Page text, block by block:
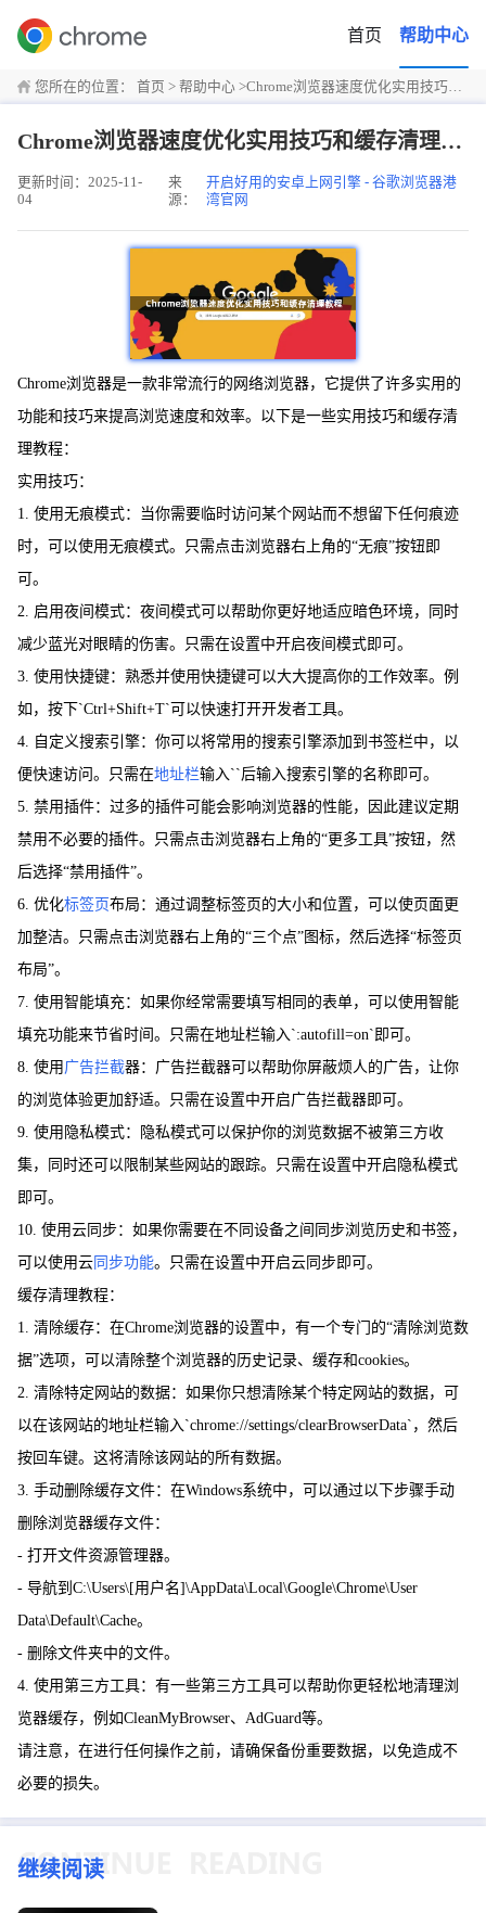
首页 帮助中心
您所在的位置： 首页 > 帮助中心 >Chrome浏览器速度优化实用技巧和缓存清理教程
Chrome浏览器速度优化实用技巧和缓存清理教程
更新时间：2025-11-
04
来
源：
开启好用的安卓上网引擎 - 谷歌浏览器港
湾官网
Chrome浏览器是一款非常流行的网络浏览器，它提供了许多实用的
功能和技巧来提高浏览速度和效率。以下是一些实用技巧和缓存清
理教程：
实用技巧：
1. 使用无痕模式：当你需要临时访问某个网站而不想留下任何痕迹
时，可以使用无痕模式。只需点击浏览器右上角的“无痕”按钮即
可。
2. 启用夜间模式：夜间模式可以帮助你更好地适应暗色环境，同时
减少蓝光对眼睛的伤害。只需在设置中开启夜间模式即可。
3. 使用快捷键：熟悉并使用快捷键可以大大提高你的工作效率。例
如，按下`Ctrl+Shift+T`可以快速打开开发者工具。
4. 自定义搜索引擎：你可以将常用的搜索引擎添加到书签栏中，以
便快速访问。只需在地址栏输入``后输入搜索引擎的名称即可。
5. 禁用插件：过多的插件可能会影响浏览器的性能，因此建议定期
禁用不必要的插件。只需点击浏览器右上角的“更多工具”按钮，然
后选择“禁用插件”。
6. 优化标签页布局：通过调整标签页的大小和位置，可以使页面更
加整洁。只需点击浏览器右上角的“三个点”图标，然后选择“标签页
布局”。
7. 使用智能填充：如果你经常需要填写相同的表单，可以使用智能
填充功能来节省时间。只需在地址栏输入`:autofill=on`即可。
8. 使用 广告拦截器：广告拦截器可以帮助你屏蔽烦人的广告，让你
的浏览体验更加舒适。只需在设置中开启广告拦截器即可。
9. 使用隐私模式：隐私模式可以保护你的浏览数据不被第三方收
集，同时还可以限制某些网站的跟踪。只需在设置中开启隐私模式
即可。
10. 使用云同步：如果你需要在不同设备之间同步浏览历史和书签，
可以使用云 同步功能。只需在设置中开启云同步即可。
缓存清理教程：
1. 清除缓存：在Chrome浏览器的设置中，有一个专门的“清除浏览数
据”选项，可以清除整个浏览器的历史记录、缓存和cookies。
2. 清除特定网站的数据：如果你只想清除某个特定网站的数据，可
以在该网站的地址栏输入`chrome://settings/clearBrowserData`，然后
按回车键。这将清除该网站的所有数据。
3. 手动删除缓存文件：在Windows系统中，可以通过以下步骤手动
删除浏览器缓存文件：
- 打开文件资源管理器。
- 导航到C:\Users\[用户名]\AppData\Local\Google\Chrome\User
Data\Default\Cache。
- 删除文件夹中的文件。
4. 使用第三方工具：有一些第三方工具可以帮助你更轻松地清理浏
览器缓存，例如CleanMyBrowser、AdGuard等。
请注意，在进行任何操作之前，请确保备份重要数据，以免造成不
必要的损失。
继续阅读